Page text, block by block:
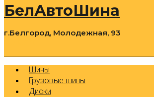
БелАвтоШина
г.Белгород, Молодежная, 93
Шины
Грузовые шины
Диски